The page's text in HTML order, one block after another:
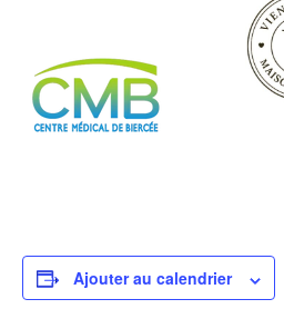
Ajouter au calendrier